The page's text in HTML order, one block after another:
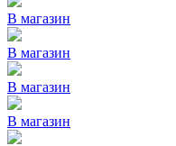
В магазин
В магазин
В магазин
В магазин